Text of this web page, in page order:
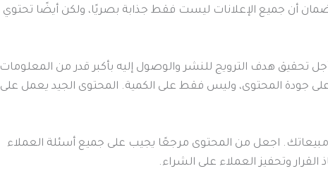
أن جميع الإعلانات ليست فقط جذابة بصريًا، ولكن أيضًا تحتوي
تحقيق هدف الترويج للنشر والوصول إليه بأكبر قدر من المعلومات
على جودة المحتوى، وليس فقط على الكمية. المحتوى الجيد يعمل على
اجعل من المحتوى مرجعًا يجيب على جميع أسئلة العملاء
وتحفيز العملاء على الشراء.